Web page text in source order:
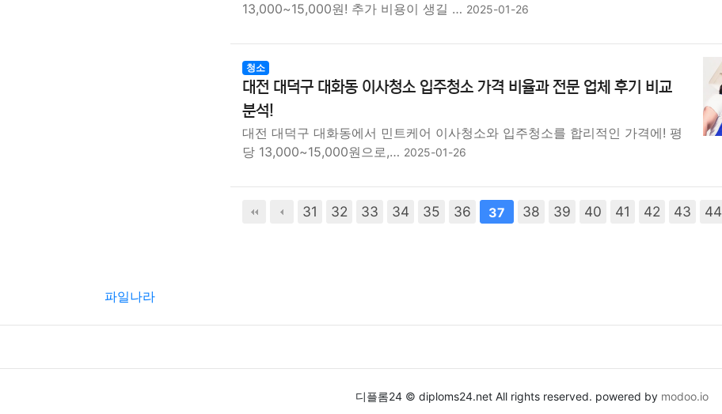
13,000~15,000원! 추가 비용이 생길 … 2025-01-26
청소
대전 대덕구 대화동 이사청소 입주청소 가격 비율과 전문 업체 후기 비교
분석!
대전 대덕구 대화동에서 민트케어 이사청소와 입주청소를 합리적인 가격에! 평
당 13,000~15,000원으로,… 2025-01-26
31 32 33 34 35 36 37 38 39 40 41 42 43 44
다음 맨끝
파일나라
디플롬24 © diploms24.net All rights reserved. powered by modoo.io